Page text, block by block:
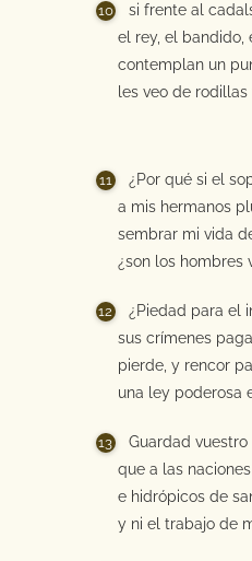
si frente al
el rey, el bandido,
contemplan un
les veo de
¿Por qué si el
a mis hermanos
sembrar mi vida
¿son los hombres
¿Piedad para el
sus crímenes
pierde, y rencor
una ley poderosa
Guardad
que a las
e hidrópicos de
y ni el trabajo de